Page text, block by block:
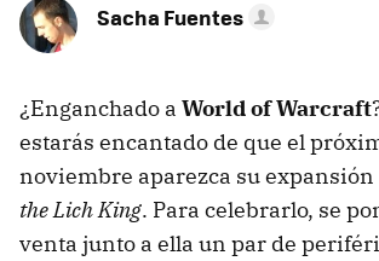
Sacha Fuentes
¿Enganchado a World of Warcraft
estarás encantado de que el
noviembre aparezca su expansión
the Lich King. Para celebrarlo, se
venta junto a ella un par de